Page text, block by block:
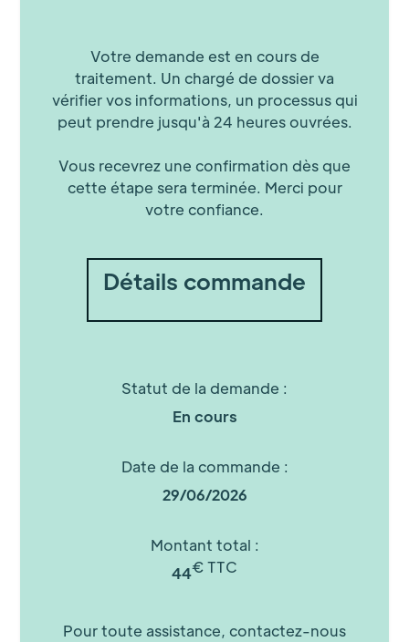
Votre demande est en cours de
traitement. Un chargé de dossier va
vérifier vos informations, un processus qui
peut prendre jusqu'à 24 heures ouvrées.
Vous recevrez une confirmation dès que
cette étape sera terminée. Merci pour
votre confiance.
Détails commande
Statut de la demande :
En cours
Date de la commande :
29/06/2026
Montant total :
44€ TTC
Pour toute assistance, contactez-nous